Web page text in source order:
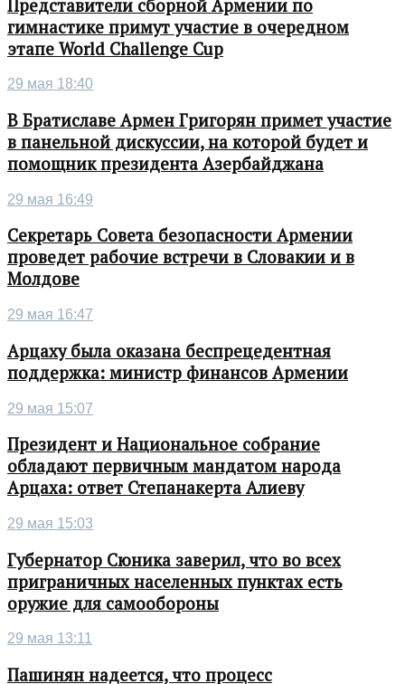
Представители сборной Армении по
гимнастике примут участие в очередном
этапе World Challenge Cup
29 мая 18:40
В Братиславе Армен Григорян примет участие
в панельной дискуссии, на которой будет и
помощник президента Азербайджана
29 мая 16:49
Секретарь Совета безопасности Армении
проведет рабочие встречи в Словакии и в
Молдове
29 мая 16:47
Арцаху была оказана беспрецедентная
поддержка: министр финансов Армении
29 мая 15:07
Президент и Национальное собрание
обладают первичным мандатом народа
Арцаха: ответ Степанакерта Алиеву
29 мая 15:03
Губернатор Сюника заверил, что во всех
приграничных населенных пунктах есть
оружие для самообороны
29 мая 13:11
Пашинян надеется, что процесс